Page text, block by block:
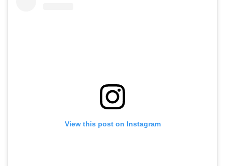
View this post on Instagram